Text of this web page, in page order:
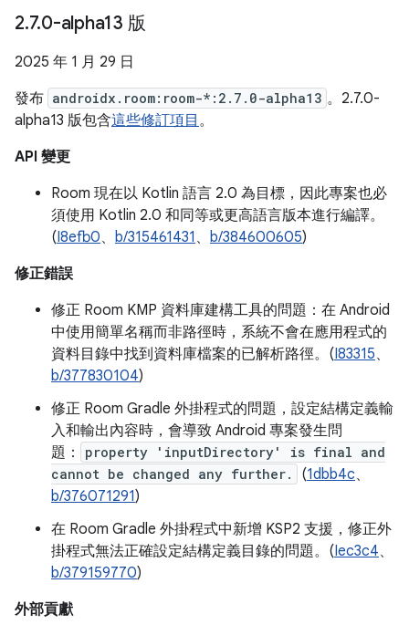
2.7.0-alpha13 版
2025 年 1 月 29 日
發布 androidx.room:room-*:2.7.0-alpha13 。2.7.0-
alpha13 版包含這些修訂項目 。
API 變更
Room 現在以 Kotlin 語言 2.0 為目標，因此專案也必
須使用 Kotlin 2.0 和同等或更高語言版本進行編譯。
(I8efb0、 b/315461431 、 b/384600605)
修正錯誤
修正 Room KMP 資料庫建構工具的問題：在 Android
中使用簡單名稱而非路徑時，系統不會在應用程式的
資料目錄中找到資料庫檔案的已解析路徑。(I83315、
b/377830104)
修正 Room Gradle 外掛程式的問題，設定結構定義輸
入和輸出內容時，會導致 Android 專案發生問
題：
property 'inputDirectory' is final and
cannot be changed any further.
(1dbb4c、
b/376071291)
在 Room Gradle 外掛程式中新增 KSP2 支援，修正外
掛程式無法正確設定結構定義目錄的問題。(Iec3c4、
b/379159770)
外部貢獻